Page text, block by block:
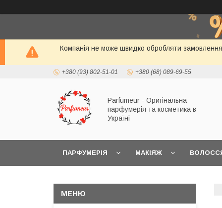
Компанія не може швидко обробляти
+380 (93) 802-51-01 +380 (68) 089-69-55
Parfumeur - Оригінальна
парфумерія та косметика в
Україні
ПАРФУМЕРІЯ МАКІЯЖ